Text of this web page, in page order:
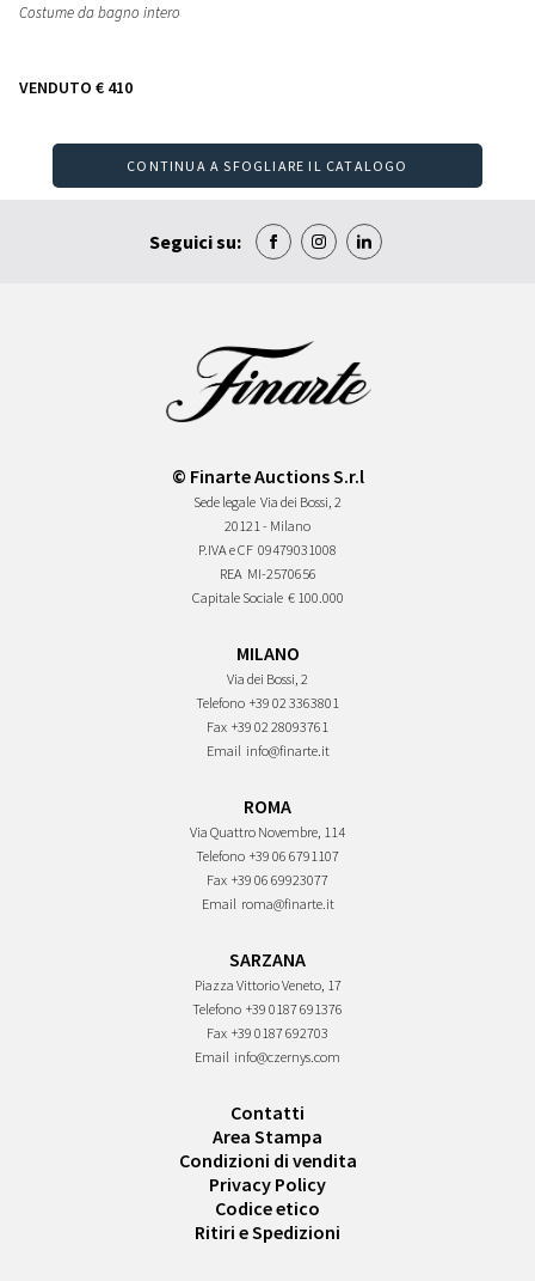
Costume da bagno intero
VENDUTO € 410
CONTINUA A SFOGLIARE IL CATALOGO
Seguici su:
© Finarte Auctions S.r.l
Sede legale Via dei Bossi, 2
20121 - Milano
P.IVA e CF 09479031008
REA MI-2570656
Capitale Sociale € 100.000
MILANO
Via dei Bossi, 2
Telefono +39 02 3363801
Fax +39 02 28093761
Email info@finarte.it
ROMA
Via Quattro Novembre, 114
Telefono +39 06 6791107
Fax +39 06 69923077
Email roma@finarte.it
SARZANA
Piazza Vittorio Veneto, 17
Telefono +39 0187 691376
Fax +39 0187 692703
Email info@czernys.com
Contatti
Area Stampa
Condizioni di vendita
Privacy Policy
Codice etico
Ritiri e Spedizioni